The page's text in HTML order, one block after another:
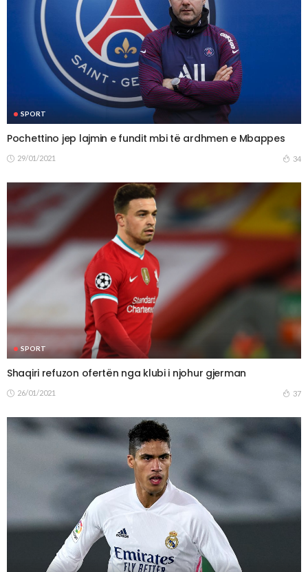
SPORT
Pochettino jep lajmin e fundit mbi të ardhmen e Mbappes
29/01/2021 34
SPORT
Shaqiri refuzon ofertën nga klubi i njohur gjerman
26/01/2021 37